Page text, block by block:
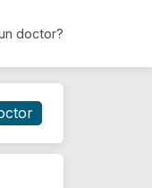
doctor?
cita